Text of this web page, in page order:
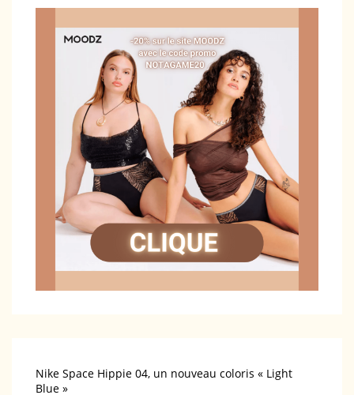
Nike Space Hippie 04, un nouveau coloris « Light
Blue »